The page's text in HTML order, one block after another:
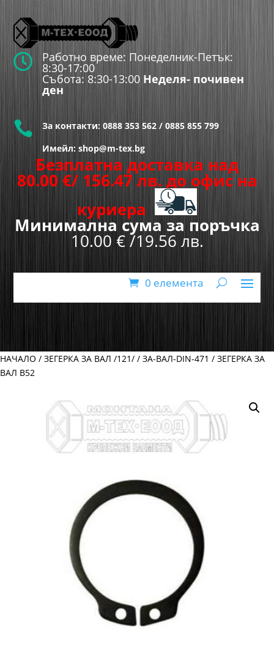
 Работно време: Понеделник-Петък:
8:30-17:00
Събота: 8:30-13:00 Неделя- почивен
ден
 За контакти: 0888 353 562 / 0885 855 799
Имейл: shop@m-tex.bg
Безплатна доставка над
80.00 €/ 156.47 лв. до офис на
куриера
Минимална сума за поръчка
10.00 € /19.56 лв.
0 елемента
НАЧАЛО / ЗЕГЕРКА ЗА ВАЛ /121/ / ЗА-ВАЛ-DIN-471 / ЗЕГЕРКА ЗА
ВАЛ В52